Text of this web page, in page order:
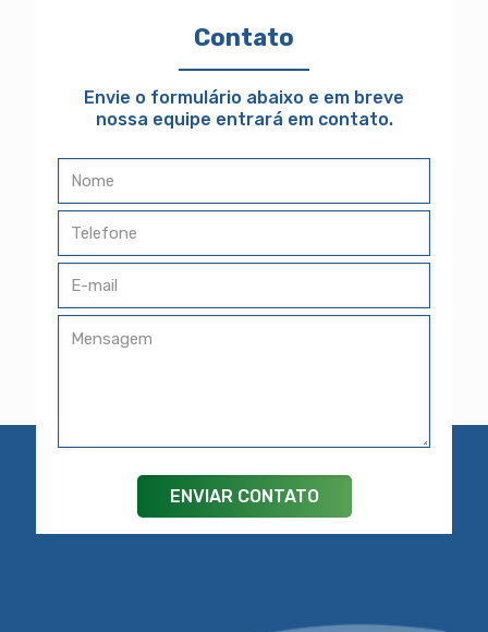
Contato
Envie o formulário abaixo e em breve
nossa equipe entrará em contato.